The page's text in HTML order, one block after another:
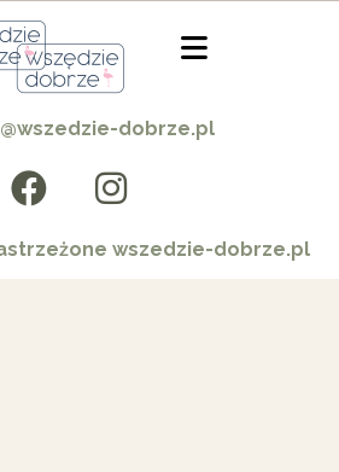
dobrze.pl
wszedzie-dobrze.pl